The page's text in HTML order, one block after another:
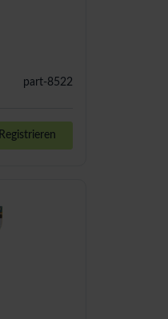
part-8522
Registrieren